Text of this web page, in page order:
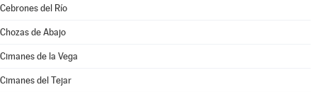
Cebrones del Río
Chozas de Abajo
Cimanes de la Vega
Cimanes del Tejar